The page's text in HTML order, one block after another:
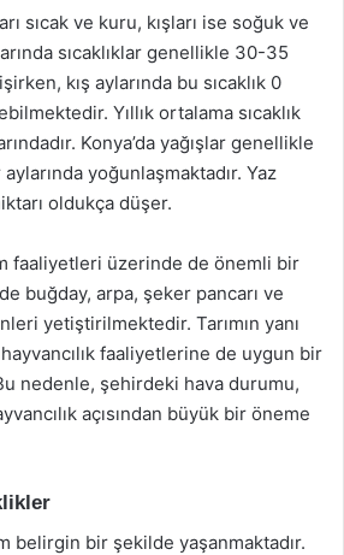
sıcak ve kuru, kışları ise soğuk ve
sıcaklıklar genellikle 30-35
kış aylarında bu sıcaklık 0
Yıllık ortalama sıcaklık
Konya’da yağışlar genellikle
yoğunlaşmaktadır. Yaz
oldukça düşer.
faaliyetleri üzerinde de önemli bir
buğday, arpa, şeker pancarı ve
yetiştirilmektedir. Tarımın yanı
hayvancılık faaliyetlerine de uygun bir
nedenle, şehirdeki hava durumu,
açısından büyük bir öneme
belirgin bir şekilde yaşanmaktadır.